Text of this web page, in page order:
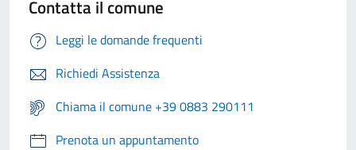
Contatta il comune
Leggi le domande frequenti
Richiedi Assistenza
Chiama il comune +39 0883 290111
Prenota un appuntamento